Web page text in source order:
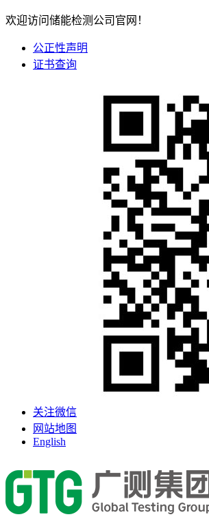
欢迎访问储能检测公司官网！
公正性声明
证书查询
关注微信
网站地图
English